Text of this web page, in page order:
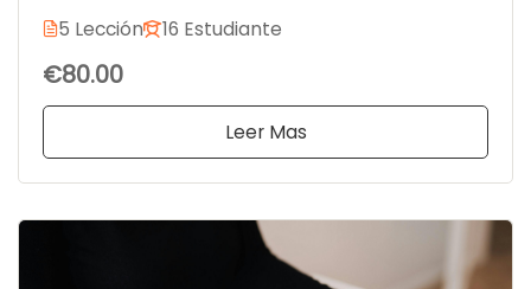
5 Lección 16 Estudiante
€80.00
Leer Mas